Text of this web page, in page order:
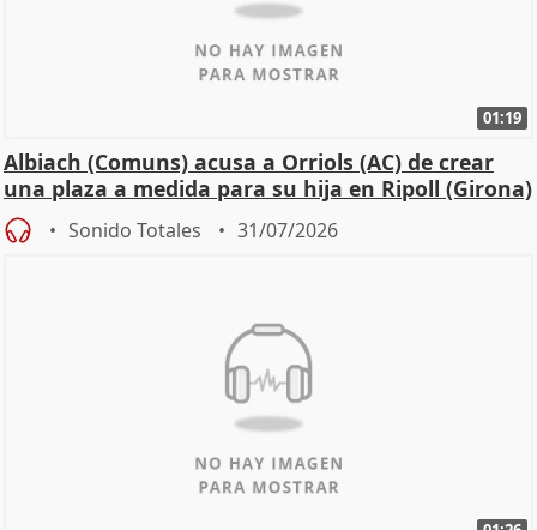
01:19
Albiach (Comuns) acusa a Orriols (AC) de crear
una plaza a medida para su hija en Ripoll (Girona)
Sonido Totales 31/07/2026